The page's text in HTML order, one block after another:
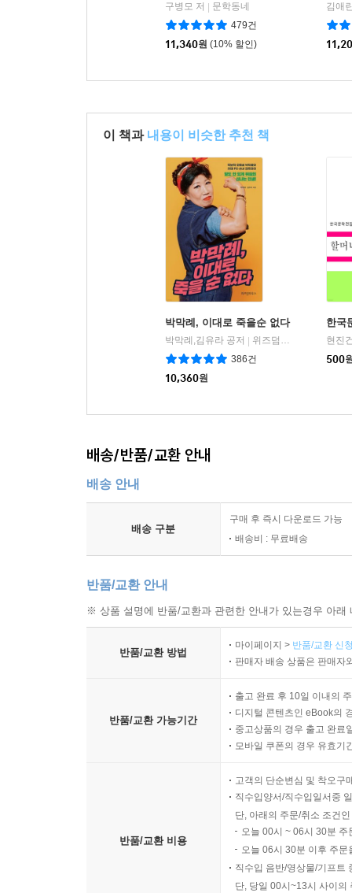
구병모 저
문학동네
479건
11,340원 (10% 할인)
김애
이 책과 내용이 비슷한 추천 책
박막례, 이대로 죽을순 없다
박막례,김유라 공저
위즈덤하우스
386건
10,360원
한국
현진
500
배송/반품/교환 안내
배송 안내
배송 구분
구매 후 즉시 다운로드 가능
배송비 : 무료배송
반품/교환 안내
※ 상품 설명에 반품/교환과 관련한 안내가 있는경우 아
반품/교환 방법
마이페이지 > 반품/교환 신
판매자 배송 상품은 판매자
반품/교환 가능기간
출고 완료 후 10일 이내의
디지털 콘텐츠인 eBook의
중고상품의 경우 출고 완료
모바일 쿠폰의 경우 유효기
반품/교환 비용
고객의 단순변심 및 착오구
직수입양서/직수입일서중
단, 아래의 주문/취소 조건
오늘 00시 ~ 06시 30분
오늘 06시 30분 이후 주
직수입 음반/영상물/기프트
단, 당일 00시~13시 사이의